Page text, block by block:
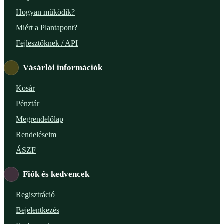
Hogyan működik?
Miért a Plantapont?
Fejlesztőknek / API
Vásárlói információk
Kosár
Pénztár
Megrendelőlap
Rendeléseim
ÁSZF
Fiók és kedvencek
Regisztráció
Bejelentkezés